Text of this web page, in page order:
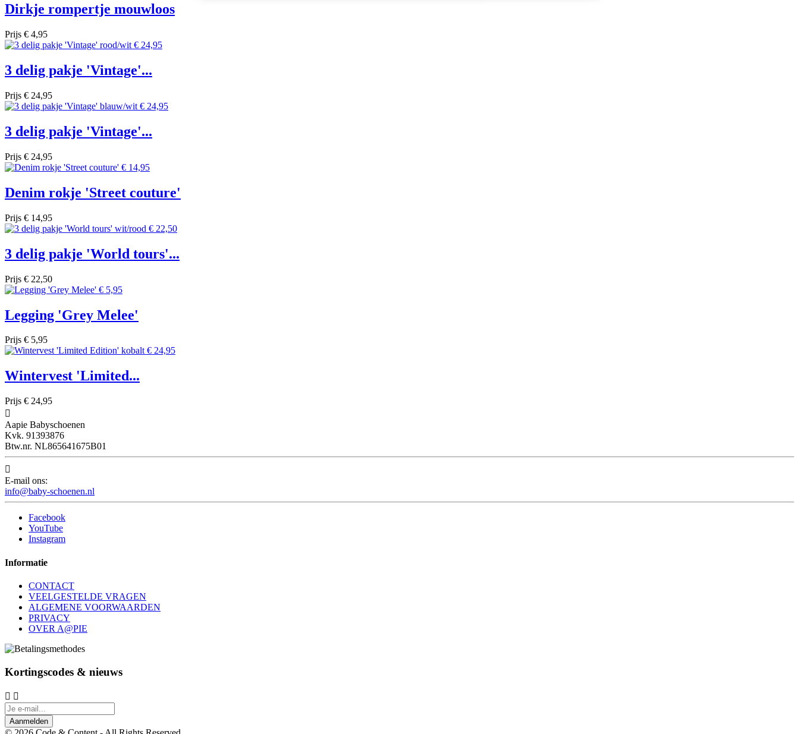
Dirkje rompertje mouwloos
Prijs € 4,95
3 delig pakje 'Vintage'...
Prijs € 24,95
3 delig pakje 'Vintage'...
Prijs € 24,95
Denim rokje 'Street couture'
Prijs € 14,95
3 delig pakje 'World tours'...
Prijs € 22,50
Legging 'Grey Melee'
Prijs € 5,95
Wintervest 'Limited...
Prijs € 24,95

Aapie Babyschoenen
Kvk. 91393876
Btw.nr. NL865641675B01

E-mail ons:
info@baby-schoenen.nl
Facebook
YouTube
Instagram
Informatie
CONTACT
VEELGESTELDE VRAGEN
ALGEMENE VOORWAARDEN
PRIVACY
OVER A@PIE
Kortingscodes & nieuws
 
Aanmelden